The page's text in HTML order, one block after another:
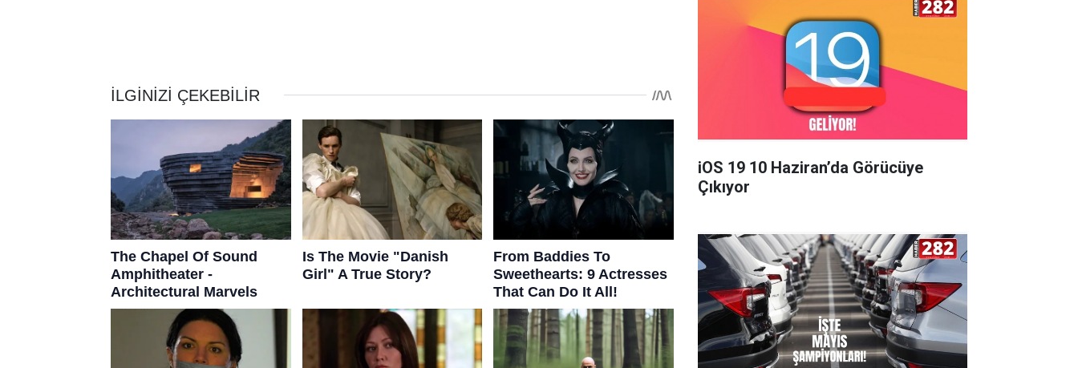
iOS 19 10 Haziran’da Görücüye
Çıkıyor